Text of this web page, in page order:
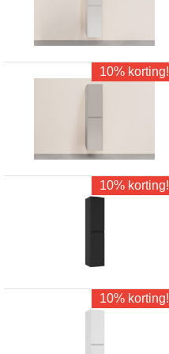
10% korting!
10% korting!
10% korting!